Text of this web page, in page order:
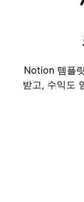
Notion 템플
받고, 수익도